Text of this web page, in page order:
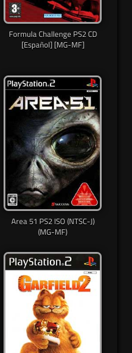
Formula Challenge PS2 CD
[Español] [MG-MF]
Area 51 PS2 ISO (NTSC-J)
(MG-MF)